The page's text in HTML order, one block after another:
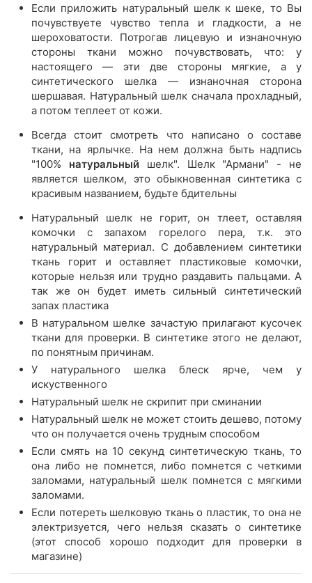
Если приложить натуральный шелк к шеке, то Вы
почувствуете чувство тепла и гладкости, а не
шероховатости. Потрогав лицевую и изнаночную
стороны ткани можно почувствовать, что: у
настоящего — эти две стороны мягкие, а у
синтетического шелка — изнаночная сторона
шершавая. Натуральный шелк сначала прохладный,
а потом теплеет от кожи.
Всегда стоит смотреть что написано о составе
ткани, на ярлычке. На нем должна быть надпись
"100% натуральный шелк". Шелк "Армани" - не
является шелком, это обыкновенная синтетика с
красивым названием, будьте бдительны
Натуральный шелк не горит, он тлеет, оставляя
комочки с запахом горелого пера, т.к. это
натуральный материал. С добавлением синтетики
ткань горит и оставляет пластиковые комочки,
которые нельзя или трудно раздавить пальцами. А
так же он будет иметь сильный синтетический
запах пластика
В натуральном шелке зачастую прилагают кусочек
ткани для проверки. В синтетике этого не делают,
по понятным причинам.
У натурального шелка блеск ярче, чем у
искуственного
Натуральный шелк не скрипит при сминании
Натуральный шелк не может стоить дешево, потому
что он получается очень трудным способом
Если смять на 10 секунд синтетическую ткань, то
она либо не помнется, либо помнется с четкими
заломами, натуральный шелк помнется с мягкими
заломами.
Если потереть шелковую ткань о пластик, то она не
электризуется, чего нельзя сказать о синтетике
(этот способ хорошо подходит для проверки в
магазине)